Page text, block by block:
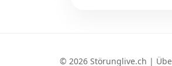
© 2026 Störunglive.ch |